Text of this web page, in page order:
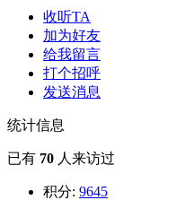
收听TA
加为好友
给我留言
打个招呼
发送消息
统计信息
已有 70 人来访过
积分: 9645